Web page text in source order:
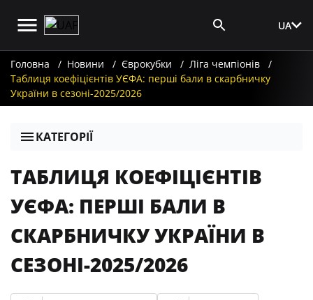
UA
Головна Новини Єврокубки
Ліга чемпіонів
Таблиця коефіцієнтів УЄФА: перші бали в скарбничку
України в сезоні-2025/2026
КАТЕГОРІЇ
ТАБЛИЦЯ КОЕФІЦІЄНТІВ
УЄФА: ПЕРШІ БАЛИ В
СКАРБНИЧКУ УКРАЇНИ В
СЕЗОНІ-2025/2026